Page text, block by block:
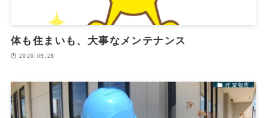
体も住まいも、大事なメンテナンス
2020.09.28
作業報告